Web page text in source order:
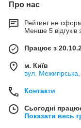
Про нас
Рейтинг не
Менше 5 відгуків
Працює з
м. Київ
вул.
Контакти
Сьогодні
Показати весь